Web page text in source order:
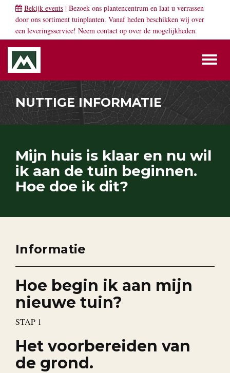
Bekijk events | Bezoek ons plantencentrum en laat u verrassen
door ons sortiment tuinplanten. Vanaf heden beschikken wij over
een leveringsservice! Neem contact op over de mogelijkheden.
NUTTIGE INFORMATIE
Mijn huis is klaar en nu wil
ik aan de tuin beginnen.
Hoe doe ik dit?
Informatie
Hoe begin ik aan mijn
nieuwe tuin?
STAP 1
Het voorbereiden van
de grond.